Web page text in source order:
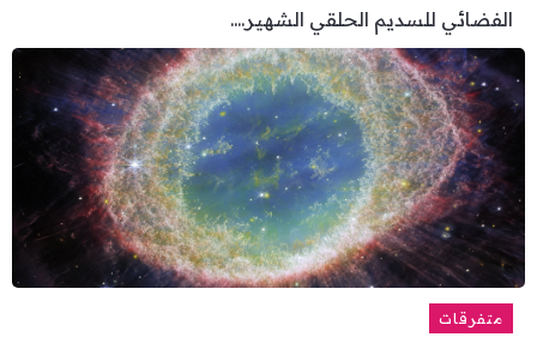
الفضائي للسديم الحلقي الشهير....
متفرقات